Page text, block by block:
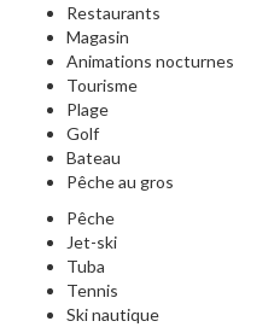
Restaurants
Magasin
Animations nocturnes
Tourisme
Plage
Golf
Bateau
Pêche au gros
Pêche
Jet-ski
Tuba
Tennis
Ski nautique